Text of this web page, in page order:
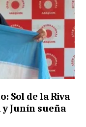
Sol de la Riva
Junín sueña